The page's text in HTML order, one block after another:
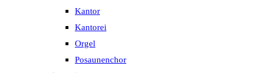
Kantor
Kantorei
Orgel
Posaunenchor